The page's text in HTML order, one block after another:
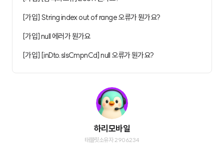
[가입] String index out of range 오류가 뭔가요?
[가입] null 에러가 뭔가요
[가입] [inDto.slsCmpnCd] null 오류가 뭔가요?
하리모바일
태블릿소유자 2906234